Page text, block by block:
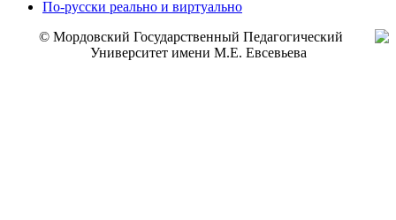
По-русски реально и виртуально
© Мордовский Государственный Педагогический
Университет имени М.Е. Евсевьева